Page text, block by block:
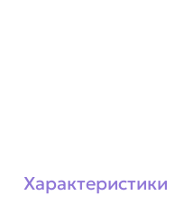
Характеристики